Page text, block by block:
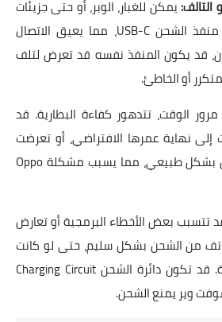
يمكن للغبار، الوبر، أو حتى جزيئات
منفذ الشحن USB-C
، مما يعيق الاتصال
قد يكون المنفذ نفسه قد تعرض لتلف
أو الخاطئ.
الوقت، تتدهور كفاءة البطارية. قد
نهاية عمرها الافتراضي، أو تعرضت
بشكل طبيعي، مما يسبب مشكلةOppo
تتسبب بعض الأخطاء البرمجية أو تعارض
من الشحن بشكل سليم، حتى لو كانت
قد تكون دائرة الشحن Charging Circuit
وير يمنع الشحن.